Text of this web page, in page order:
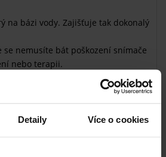
Detaily Více o cookies
na bázi vody. Zajišťuje tak dokonalý
se nemusíte bát poškození snímače
nebo terapii.
se nanáší. Nedráždí pokožku, proto
odstranit pomocí
prostředku nebo omýt vodou.